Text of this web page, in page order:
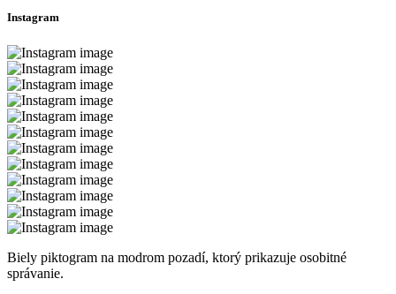
Instagram
Biely piktogram na modrom pozadí, ktorý prikazuje osobitné
správanie.